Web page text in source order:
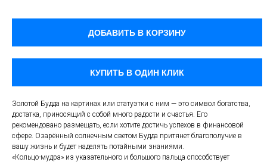
ДОБАВИТЬ В КОРЗИНУ
КУПИТЬ В ОДИН КЛИК
Золотой Будда на картинах или статуэтки с ним — это символ богатства,
достатка, приносящий с собой много радости и счастья. Его
рекомендовано размещать, если хотите достичь успехов в финансовой
сфере. Озарённый солнечным светом Будда притянет благополучие в
вашу жизнь и будет наделять потайными знаниями.
«Кольцо-мудра» из указательного и большого пальца способствует